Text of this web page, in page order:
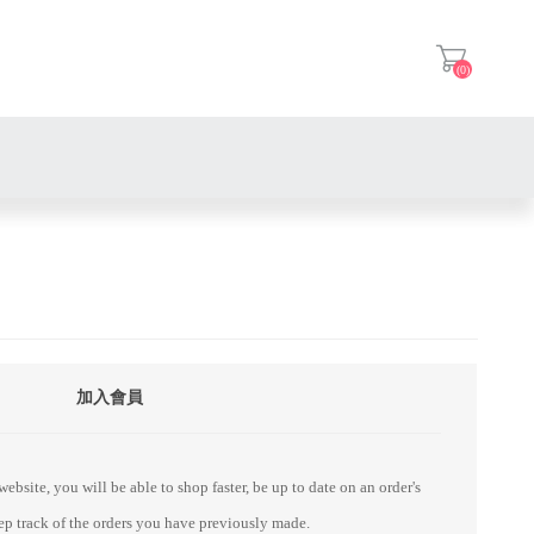
(0)
加入會員
you will be able to shop faster, be up to date on an order's
track of the orders you have previously made.